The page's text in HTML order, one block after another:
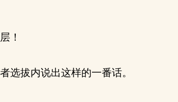
！
选拔内说出这样的一番话。